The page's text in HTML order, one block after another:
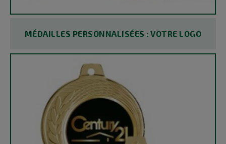
MÉDAILLES PERSONNALISÉES : VOTRE LOGO